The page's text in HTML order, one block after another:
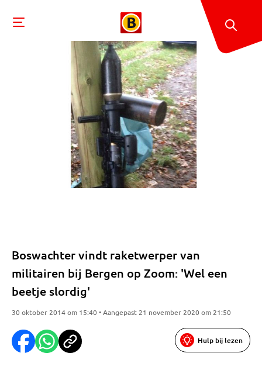
Boswachter vindt raketwerper van
militairen bij Bergen op Zoom: 'Wel een
beetje slordig'
30 oktober 2014 om 15:40 • Aangepast 21 november 2020 om 21:50
Hulp bij lezen